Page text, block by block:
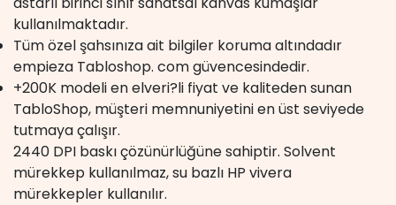
kullanılmaktadır.
Tüm özel şahsınıza ait bilgiler koruma altındadır
empieza Tabloshop. com güvencesindedir.
+200K modeli en elveri?li fiyat ve kaliteden sunan
TabloShop, müşteri memnuniyetini en üst seviyede
tutmaya çalışır.
2440 DPI baskı çözünürlüğüne sahiptir. Solvent
mürekkep kullanılmaz, su bazlı HP vivera
mürekkepler kullanılır.